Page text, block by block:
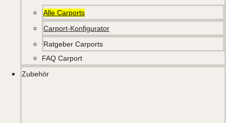
Alle Carports
Carport-Konfigurator
Ratgeber Carports
FAQ Carport
Zubehör